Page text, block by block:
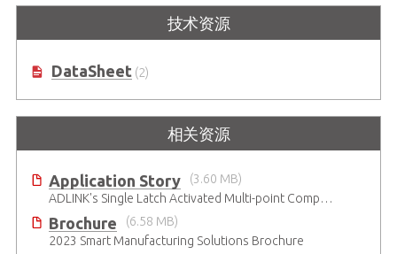
技术资源
DataSheet(2)
相关资源
Application Story
(3.60 MB)
ADLINK's Single Latch Activated Multi-point Comparison Solution Significantly Reduces the Cost of Passive Component Factories
Brochure
(6.58 MB)
2023 Smart Manufacturing Solutions Brochure